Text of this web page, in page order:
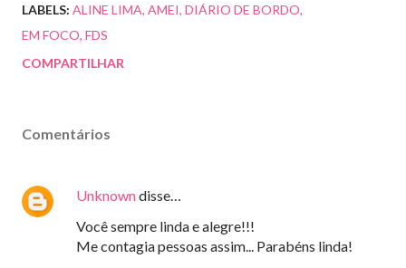
LABELS: ALINE LIMA AMEI DIÁRIO DE BORDO
EM FOCO FDS
COMPARTILHAR
Comentários
Unknowndisse…
Você sempre linda e alegre!!!
Me contagia pessoas assim... Parabéns linda!